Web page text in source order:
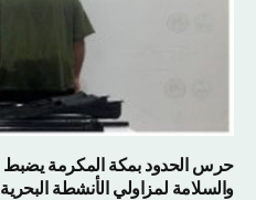
حرس الحدود بمكة المكرمة يضبط
والسلامة لمزاولي الأنشطة البحرية